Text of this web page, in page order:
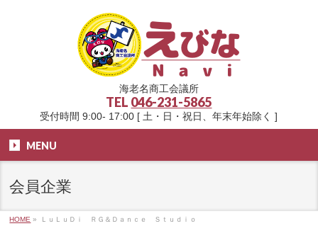
海老名商工会議所
TEL 046-231-5865
受付時間 9:00- 17:00 [ 土・日・祝日、年末年始除く ]
MENU
会員企業
HOME » ＬｕＬｕＤｉ ＲＧ＆Ｄａｎｃｅ Ｓｔｕｄｉｏ